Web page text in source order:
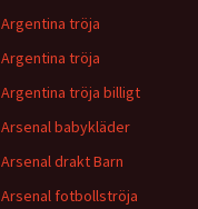
Argentina tröja
Argentina tröja
Argentina tröja billigt
Arsenal babykläder
Arsenal drakt Barn
Arsenal fotbollströja